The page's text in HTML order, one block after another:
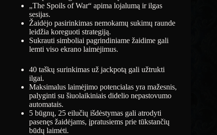
„The Spoils of War“ apima lojalumą ir ilgas
sesijas.
Žaidėjo pasirinkimas nemokamų sukimų raunde
leidžia koreguoti strategiją.
Sukrauti simboliai pagrindiniame žaidime gali
lemti viso ekrano laimėjimus.
40 taškų surinkimas už jackpotą gali užtrukti
ilgai.
Maksimalus laimėjimo potencialas yra mažesnis,
palyginti su šiuolaikiniais didelio nepastovumo
automatais.
5 būgnų, 25 eilučių išdėstymas gali atrodyti
pasenęs žaidėjams, įpratusiems prie tūkstančių
būdų laimėti.